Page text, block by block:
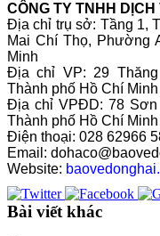
CÔNG TY TNHH
Địa chỉ trụ sở: Tầng 1,
Mai Chí Thọ, Phường
Minh
Địa chỉ VP: 29
Thành phố Hồ Chí Minh
Địa chỉ VPĐD: 78 Sơn
Thành phố Hồ Chí Minh
Điện thoại: 028 62966
Email:
Website:
Bài viết khác